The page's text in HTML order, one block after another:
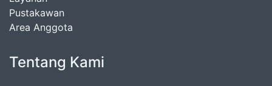
Pustakawan
Area Anggota
Tentang Kami